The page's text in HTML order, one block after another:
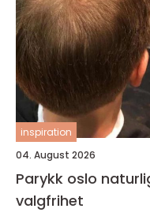
inspiration
04. August 2026
Parykk oslo naturlig hår, trygghet og
valgfrihet